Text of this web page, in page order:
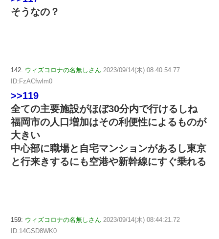
そうなの？
142: ウィズコロナの名無しさん 2023/09/14(木) 08:40:54.77
ID:FzACfwIm0
>>119
全ての主要施設がほぼ30分内で行けるしね
福岡市の人口増加はその利便性によるものが
大きい
中心部に職場と自宅マンションがあるし東京
と行来きするにも空港や新幹線にすぐ乗れる
159: ウィズコロナの名無しさん 2023/09/14(木) 08:44:21.72
ID:14GSD8WK0